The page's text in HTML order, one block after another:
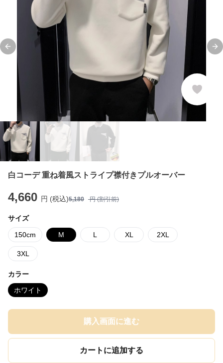
Previous slide
白コーデ 重ね着風ストライプ襟付きプルオーバー
4,660 円 (税込)5,180 円 (割引前)
サイズ
150cm M L XL 2XL
3XL
カラー
ホワイト
購入画面に進む
カートに追加する